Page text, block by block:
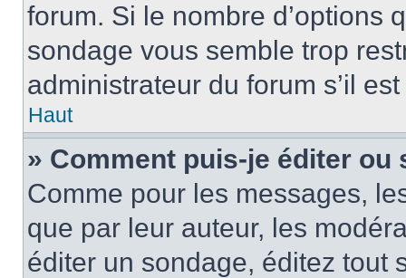
forum. Si le nombre d’options
sondage vous semble trop
administrateur du forum s’il
Haut
» Comment puis-je éditer ou
Comme pour les messages,
que par leur auteur, les
éditer un sondage, éditez tout